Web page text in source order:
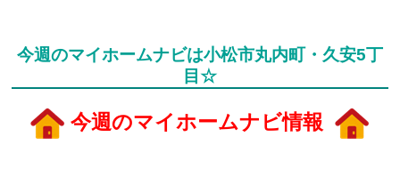
今週のマイホームナビは小松市丸内町・久安5丁
目☆
今週のマイホームナビ情報